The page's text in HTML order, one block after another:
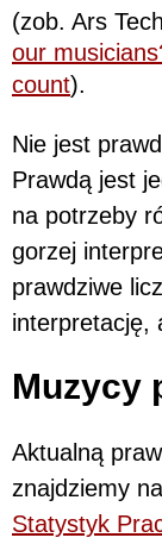
(zob. Ars
our
count).
Nie jest
Prawdą jest
na potrzeby
gorzej
prawdziwe
interpretację,
Muzycy
Aktualną
znajdziemy
Statystyk